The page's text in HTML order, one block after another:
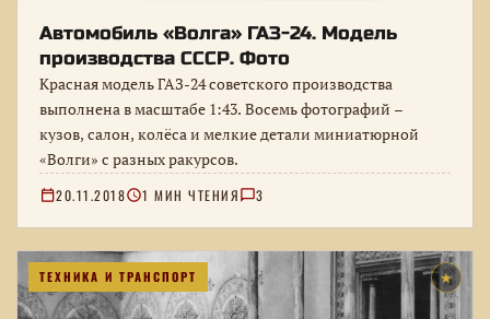
Автомобиль «Волга» ГАЗ-24. Модель
производства СССР. Фото
Красная модель ГАЗ-24 советского производства
выполнена в масштабе 1:43. Восемь фотографий –
кузов, салон, колёса и мелкие детали миниатюрной
«Волги» с разных ракурсов.
20.11.2018 1 МИН ЧТЕНИЯ 3
ТЕХНИКА И ТРАНСПОРТ ★